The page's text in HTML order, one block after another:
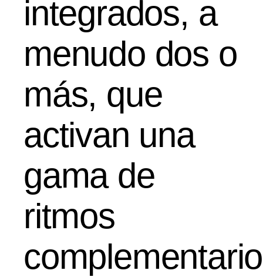
integrados, a
menudo dos o
más, que
activan una
gama de
ritmos